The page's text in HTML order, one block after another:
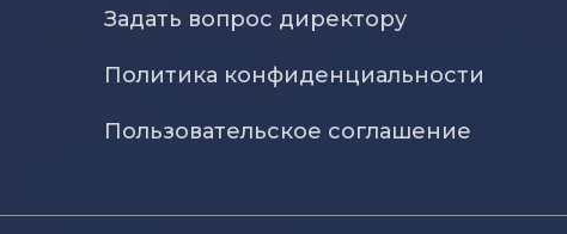
Задать вопрос директору
Политика конфиденциальности
Пользовательское соглашение